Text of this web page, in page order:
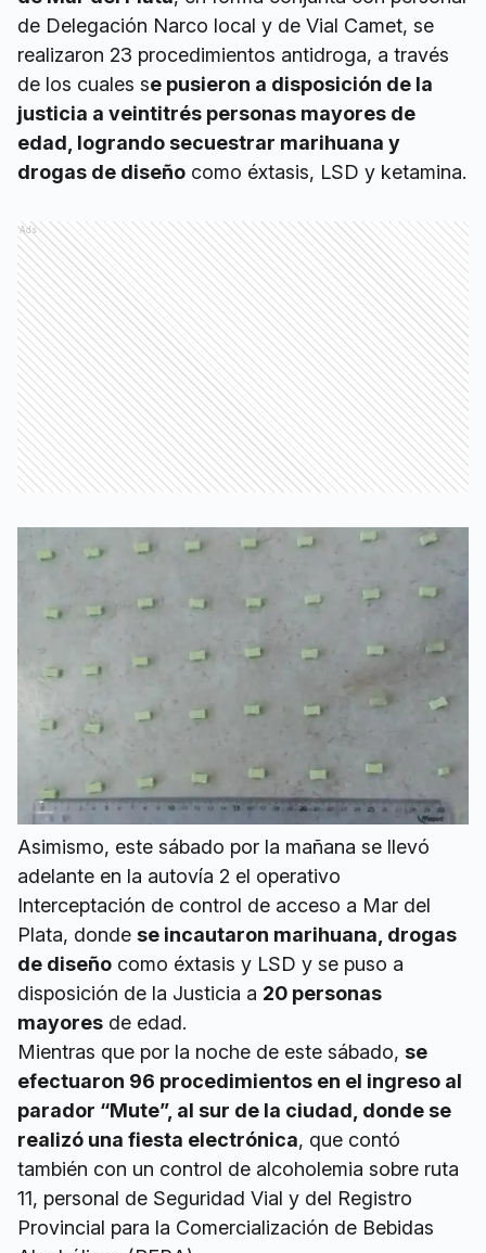
de Delegación Narco local y de Vial Camet, se
realizaron 23 procedimientos antidroga, a través
de los cuales se pusieron a disposición de la
justicia a veintitrés personas mayores de
edad, logrando secuestrar marihuana y
drogas de diseño como éxtasis, LSD y ketamina.
Ads
Asimismo, este sábado por la mañana se llevó
adelante en la autovía 2 el operativo
Interceptación de control de acceso a Mar del
Plata, donde se incautaron marihuana, drogas
de diseño como éxtasis y LSD y se puso a
disposición de la Justicia a 20 personas
mayores de edad.
Mientras que por la noche de este sábado, se
efectuaron 96 procedimientos en el ingreso al
parador “Mute”, al sur de la ciudad, donde se
realizó una fiesta electrónica, que contó
también con un control de alcoholemia sobre ruta
11, personal de Seguridad Vial y del Registro
Provincial para la Comercialización de Bebidas